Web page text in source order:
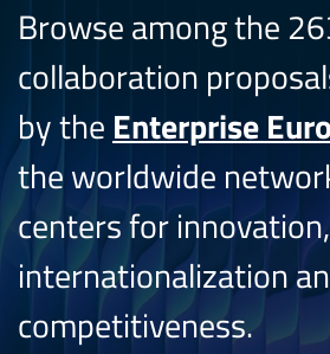
Browse among the
collaboration
by the Enterprise
the worldwide
centers for innovation,
internationalization
competitiveness.